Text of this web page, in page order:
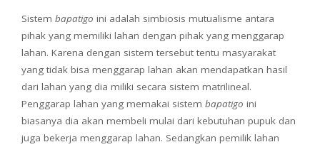
Sistem bapatigo ini adalah simbiosis mutualisme antara
pihak yang memiliki lahan dengan pihak yang menggarap
lahan. Karena dengan sistem tersebut tentu masyarakat
yang tidak bisa menggarap lahan akan mendapatkan hasil
dari lahan yang dia miliki secara sistem matrilineal.
Penggarap lahan yang memakai sistem bapatigo ini
biasanya dia akan membeli mulai dari kebutuhan pupuk dan
juga bekerja menggarap lahan. Sedangkan pemilik lahan